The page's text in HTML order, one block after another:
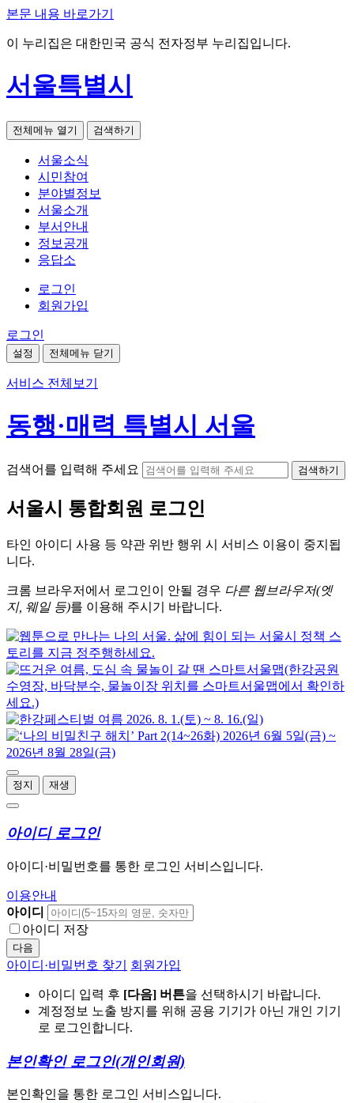
본문 내용 바로가기
이 누리집은 대한민국 공식 전자정부 누리집입니다.
서울특별시
전체메뉴 열기 검색하기
서울소식
시민참여
분야별정보
서울소개
부서안내
정보공개
응답소
로그인
회원가입
로그인
설정 전체메뉴 닫기
서비스 전체보기
동행·매력 특별시 서울
검색어를 입력해 주세요 검색하기
서울시 통합회원 로그인
타인 아이디 사용 등 약관 위반 행위 시 서비스 이용이 중지됩
니다.
크롬 브라우저에서 로그인이 안될 경우 다른 웹브라우저(엣
지, 웨일 등)를 이용해 주시기 바랍니다.
정지 재생
아이디 로그인
아이디·비밀번호를 통한 로그인 서비스입니다.
이용안내
아이디
아이디 저장
다음
아이디·비밀번호 찾기 회원가입
아이디 입력 후 [다음] 버튼을 선택하시기 바랍니다.
계정정보 노출 방지를 위해 공용 기기가 아닌 개인 기기
로 로그인합니다.
본인확인 로그인(개인회원)
본인확인을 통한 로그인 서비스입니다.